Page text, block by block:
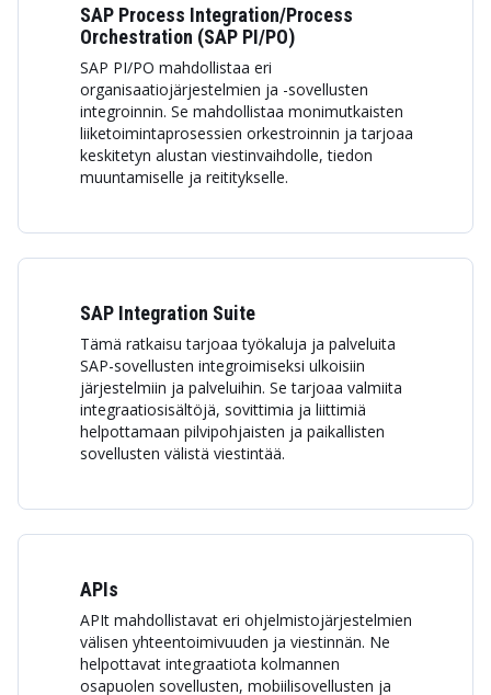
SAP Process Integration/Process
Orchestration (SAP PI/PO)
SAP PI/PO mahdollistaa eri
organisaatiojärjestelmien ja -sovellusten
integroinnin. Se mahdollistaa monimutkaisten
liiketoimintaprosessien orkestroinnin ja tarjoaa
keskitetyn alustan viestinvaihdolle, tiedon
muuntamiselle ja reititykselle.
SAP Integration Suite
Tämä ratkaisu tarjoaa työkaluja ja palveluita
SAP-sovellusten integroimiseksi ulkoisiin
järjestelmiin ja palveluihin. Se tarjoaa valmiita
integraatiosisältöjä, sovittimia ja liittimiä
helpottamaan pilvipohjaisten ja paikallisten
sovellusten välistä viestintää.
APIs
APIt mahdollistavat eri ohjelmistojärjestelmien
välisen yhteentoimivuuden ja viestinnän. Ne
helpottavat integraatiota kolmannen
osapuolen sovellusten, mobiilisovellusten ja